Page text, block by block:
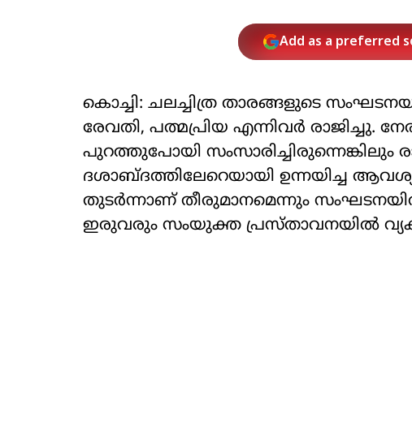
Add as a preferred
കൊച്ചി: ചലച്ചിത്ര താരങ്ങളുടെ
രേവതി, പത്മപ്രിയ എന്നിവര്‍ രാജിച്ചു.
പുറത്തുപോയി സംസാരിച്ചിരുന്നെങ്കിലും
ദശാബ്ദത്തിലേറെയായി ഉന്നയിച്ച
തുടര്‍ന്നാണ് തീരുമാനമെന്നും
ഇരുവരും സംയുക്ത പ്രസ്താവനയില്‍